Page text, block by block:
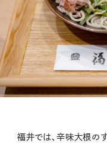
福井では、辛味大根のす